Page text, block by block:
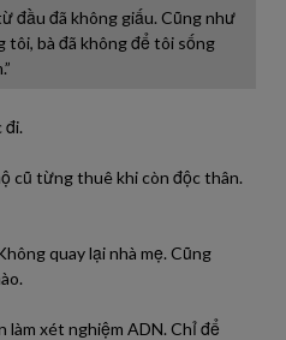
đầu đã không giấu. Cũng như
bà đã không để tôi sống
đi.
cũ từng thuê khi còn độc thân.
quay lại nhà mẹ. Cũng
làm xét nghiệm ADN. Chỉ để